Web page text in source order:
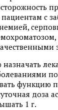
пациентам с
функцию
доза
1 г.